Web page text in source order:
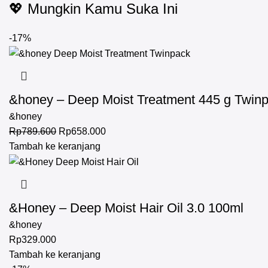
💖 Mungkin Kamu Suka Ini
-17%
&honey – Deep Moist Treatment 445 g
&honey
Rp789.600 Rp658.000
Tambah ke keranjang
&Honey – Deep Moist Hair Oil 3.0 100ml
&honey
Rp329.000
Tambah ke keranjang